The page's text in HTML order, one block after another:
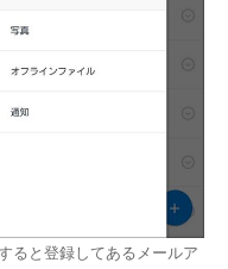
ると登録してあるメールア